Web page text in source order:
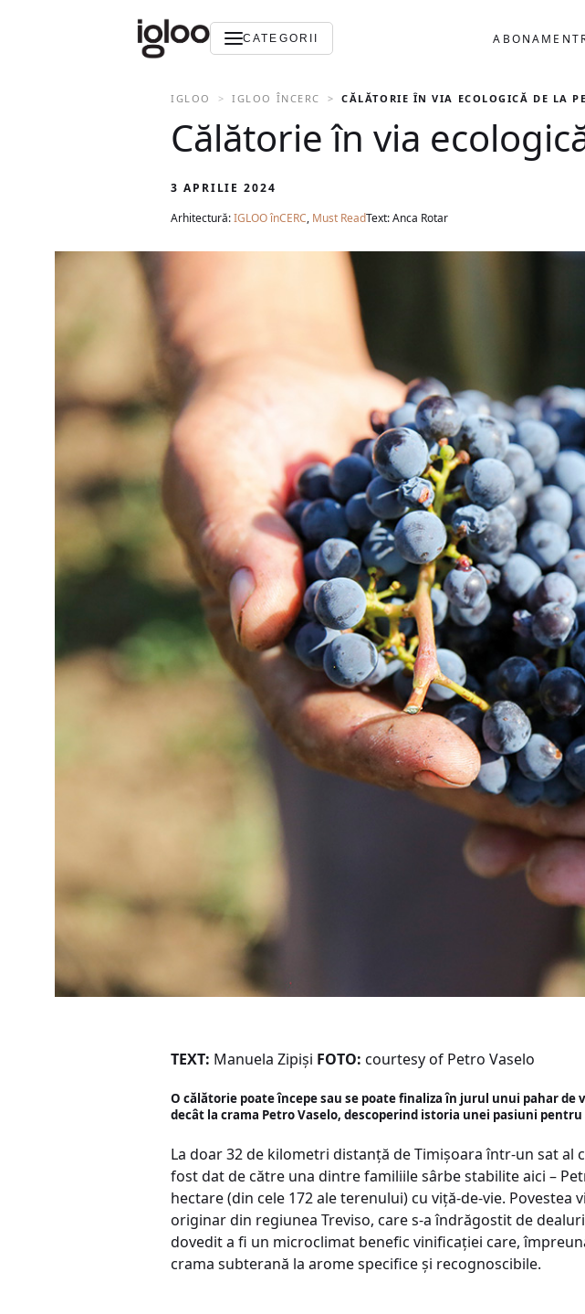
CATEGORII ABONAMENT
IGLOO IGLOO ÎNCERC CĂLĂTORIE ÎN VIA ECOLOGICĂ DE LA
Călătorie în via
3 APRILIE 2024
Arhitectură:IGLOO înCERC, Must ReadText: Anca Rotar
TEXT: Manuela Zipiși FOTO: courtesy of Petro Vaselo
O călătorie poate începe sau se poate finaliza în jurul unui pahar
decât la crama Petro Vaselo, descoperind istoria unei pasiuni
La doar 32 de kilometri distanță de Timișoara într-un sat
fost dat de către una dintre familiile sârbe stabilite aici –
hectare (din cele 172 ale terenului) cu viță-de-vie.
originar din regiunea Treviso, care s-a îndrăgostit de
dovedit a fi un microclimat benefic vinificației care,
crama subterană la arome specifice și recognoscibile.